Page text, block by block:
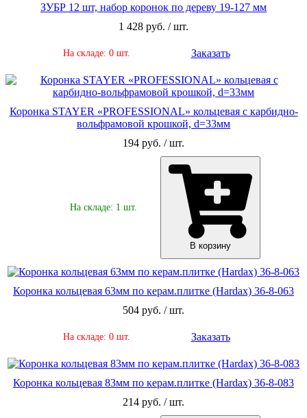
ЗУБР 12 шт, набор коронок по дереву 19-127 мм
1 428 руб. / шт.
На складе: 0 шт. Заказать
Коронка STAYER «PROFESSIONAL» кольцевая с карбидно-
вольфрамовой крошкой, d=33мм
194 руб. / шт.
На складе: 1 шт.
В корзину
Коронка кольцевая 63мм по керам.плитке (Hardax) 36-8-063
504 руб. / шт.
На складе: 0 шт. Заказать
Коронка кольцевая 83мм по керам.плитке (Hardax) 36-8-083
214 руб. / шт.